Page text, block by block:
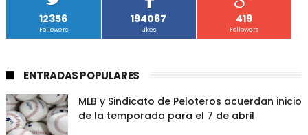
12356
Followers
194067
Likes
419
Followers
ENTRADAS POPULARES
MLB y Sindicato de Peloteros acuerdan inicio
de la temporada para el 7 de abril